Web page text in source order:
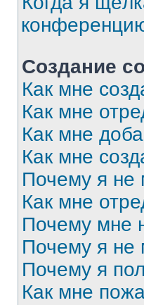
Создание
Как мне
Как мне
Как мне
Как мне
Почему я не
Как мне
Почему мне
Почему я не
Почему я
Как мне